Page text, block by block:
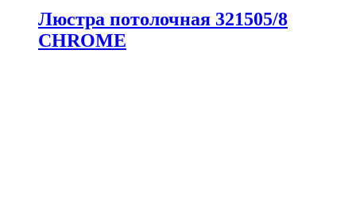
Люстра потолочная 321505/8
CHROME